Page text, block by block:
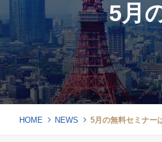
5月
HOME NEWS 5月の無料セミナー